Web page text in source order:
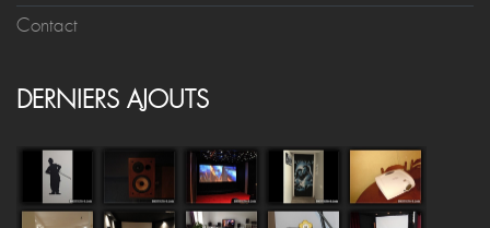
Contact
DERNIERS AJOUTS